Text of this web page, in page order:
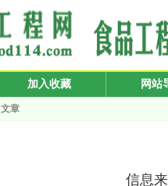
加入收藏 网站
文章
信息